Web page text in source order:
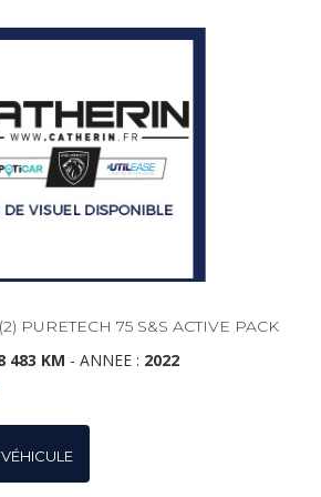
PURETECH 75 S&S ACTIVE PACK
483 KM - ANNEE : 2022